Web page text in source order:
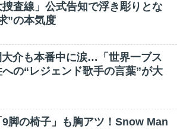
査線」公式告知で浮き彫りとな
”の本気度
介も本番中に涙…「世界一ブス
の“レジェンド歌手の言葉”が大
9脚の椅子」も胸アツ！Snow Man